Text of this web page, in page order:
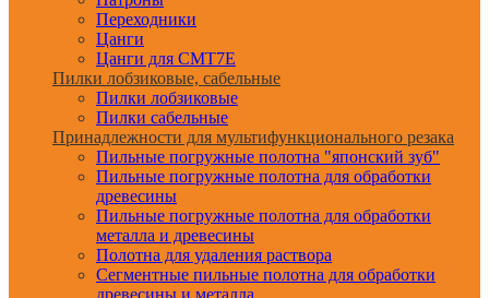
Переходники
Цанги
Цанги для CMT7E
Пилки лобзиковые, сабельные
Пилки лобзиковые
Пилки сабельные
Принадлежности для мультифункционального резака
Пильные погружные полотна "японский зуб"
Пильные погружные полотна для обработки
древесины
Пильные погружные полотна для обработки
металла и древесины
Полотна для удаления раствора
Сегментные пильные полотна для обработки
древесины и металла